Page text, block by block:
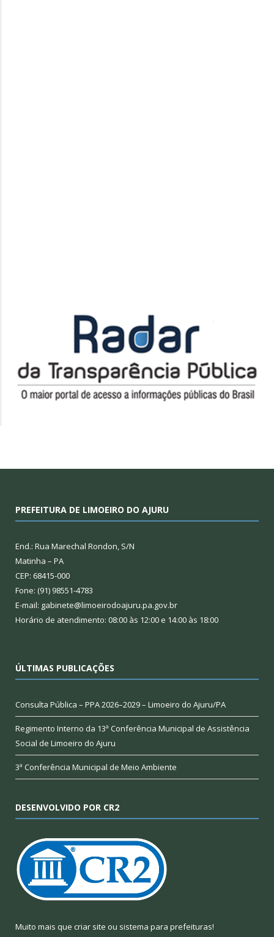
PREFEITURA DE LIMOEIRO DO AJURU
End.: Rua Marechal Rondon, S/N
Matinha – PA
CEP: 68415-000
Fone: (91) 98551-4783
E-mail: gabinete@limoeirodoajuru.pa.gov.br
Horário de atendimento: 08:00 às 12:00 e 14:00 às 18:00
ÚLTIMAS PUBLICAÇÕES
Consulta Pública – PPA 2026–2029 – Limoeiro do Ajuru/PA
Regimento Interno da 13ª Conferência Municipal de Assistência
Social de Limoeiro do Ajuru
3ª Conferência Municipal de Meio Ambiente
DESENVOLVIDO POR CR2
Muito mais que criar site ou sistema para prefeituras!